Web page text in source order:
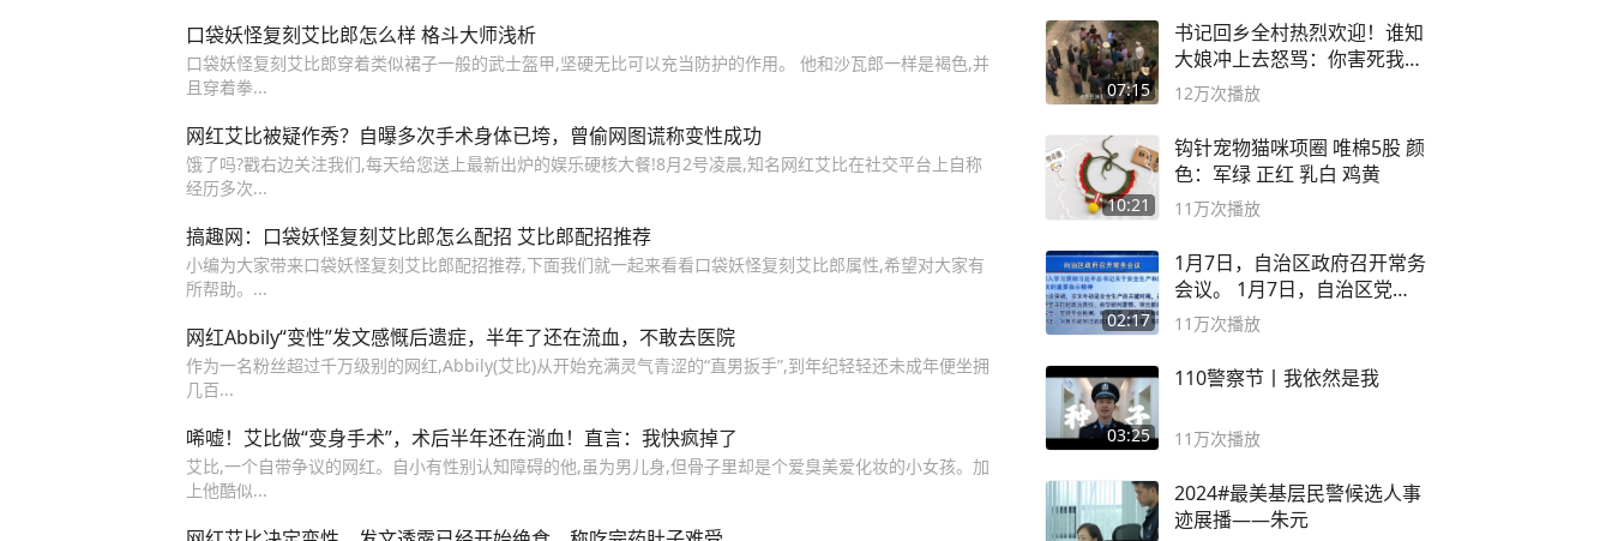
口袋妖怪复刻艾比郎怎么样 格斗大师浅析
口袋妖怪复刻艾比郎穿着类似裙子一般的武士盔甲,坚硬无比可以充当防护的作用。 他和沙瓦郎一样是褐色,并
且穿着拳...
网红艾比被疑作秀？自曝多次手术身体已垮，曾偷网图谎称变性成功
饿了吗?戳右边关注我们,每天给您送上最新出炉的娱乐硬核大餐!8月2号凌晨,知名网红艾比在社交平台上自称
经历多次...
搞趣网：口袋妖怪复刻艾比郎怎么配招 艾比郎配招推荐
小编为大家带来口袋妖怪复刻艾比郎配招推荐,下面我们就一起来看看口袋妖怪复刻艾比郎属性,希望对大家有
所帮助。...
网红Abbily“变性”发文感慨后遗症，半年了还在流血，不敢去医院
作为一名粉丝超过千万级别的网红,Abbily(艾比)从开始充满灵气青涩的“直男扳手”,到年纪轻轻还未成年便坐拥
几百...
唏嘘！艾比做“变身手术”，术后半年还在淌血！直言：我快疯掉了
艾比,一个自带争议的网红。自小有性别认知障碍的他,虽为男儿身,但骨子里却是个爱臭美爱化妆的小女孩。加
上他酷似...
07:15
书记回乡全村热烈欢迎！谁知
大娘冲上去怒骂：你害死我儿
子
12万次播放
10:21
钩针宠物猫咪项圈 唯棉5股 颜
色：军绿 正红 乳白 鸡黄
11万次播放
02:17
1月7日，自治区政府召开常务
会议。 1月7日，自治区党委
副书记
11万次播放
03:25
110警察节丨我依然是我
11万次播放
2024#最美基层民警候选人事
迹展播——朱元